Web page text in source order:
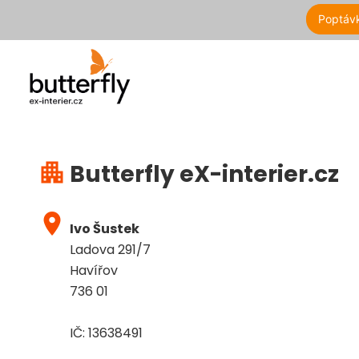
apartment Butterfly eX-interier.cz
place Ivo Šustek
Ladova 291/7
Havířov
736 01
IČ: 13638491